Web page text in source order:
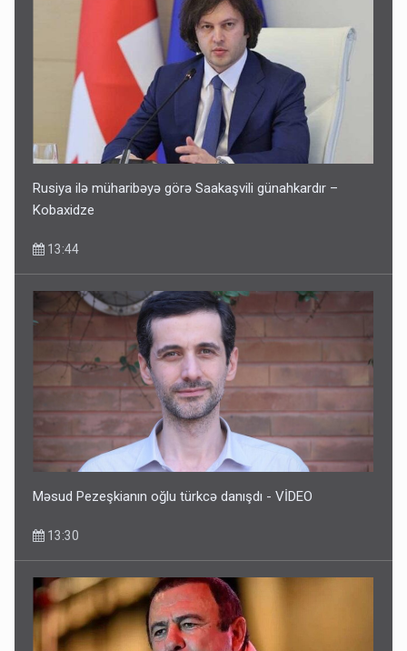
Rusiya ilə müharibəyə görə Saakaşvili günahkardır –
Kobaxidze
13:44
Məsud Pezeşkianın oğlu türkcə danışdı - VİDEO
13:30